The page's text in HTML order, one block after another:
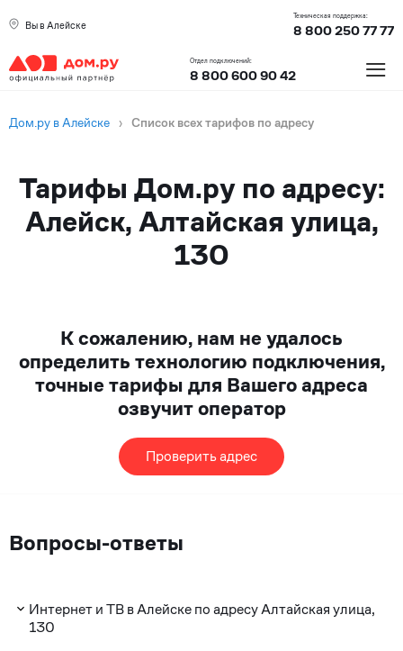
Вы в Алейске
Техническая поддержка:
8 800 250 77 77
Отдел подключений:
8 800 600 90 42 ≡
Дом.ру в Алейске › Список всех тарифов по адресу
Тарифы Дом.ру по адресу:
Алейск, Алтайская улица,
130
К сожалению, нам не удалось
определить технологию подключения,
точные тарифы для Вашего адреса
озвучит оператор
Проверить адрес
Вопросы-ответы
Интернет и ТВ в Алейске по адресу Алтайская улица,
130